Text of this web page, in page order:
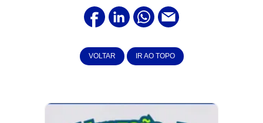
VOLTAR IR AO TOPO